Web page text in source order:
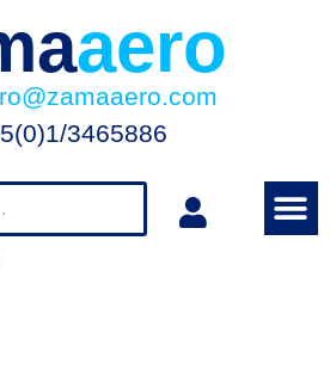
aero
3465886